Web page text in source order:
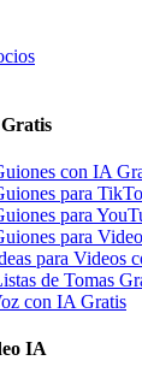
con IA
para
para
para
para Videos
de Tomas
con IA Gratis
IA